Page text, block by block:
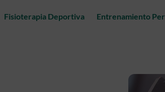
Fisioterapia Deportiva Entrenamiento